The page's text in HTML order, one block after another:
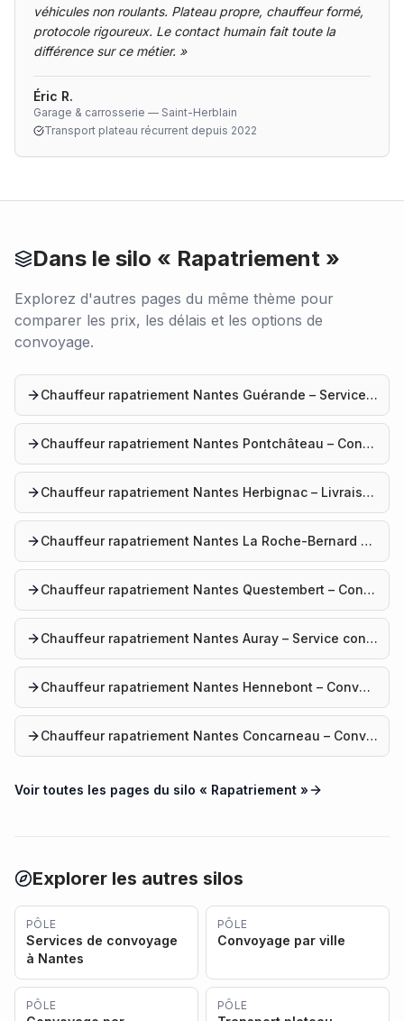
véhicules non roulants. Plateau propre, chauffeur formé,
protocole rigoureux. Le contact humain fait toute la
différence sur ce métier. »
Éric R.
Garage & carrosserie — Saint-Herblain
Transport plateau récurrent depuis 2022
Dans le silo « Rapatriement »
Explorez d'autres pages du même thème pour
comparer les prix, les délais et les options de
convoyage.
Chauffeur rapatriement Nantes Guérande – Service convoyage
Chauffeur rapatriement Nantes Pontchâteau – Convoyage véhicule
Chauffeur rapatriement Nantes Herbignac – Livraison voiture
Chauffeur rapatriement Nantes La Roche-Bernard – Service professionnel
Chauffeur rapatriement Nantes Questembert – Convoyage auto
Chauffeur rapatriement Nantes Auray – Service convoyage
Chauffeur rapatriement Nantes Hennebont – Convoyage véhicule
Chauffeur rapatriement Nantes Concarneau – Convoyage auto
Voir toutes les pages du silo « Rapatriement »
Explorer les autres silos
PÔLE
Services de convoyage
à Nantes
PÔLE
Convoyage par ville
PÔLE PÔLE